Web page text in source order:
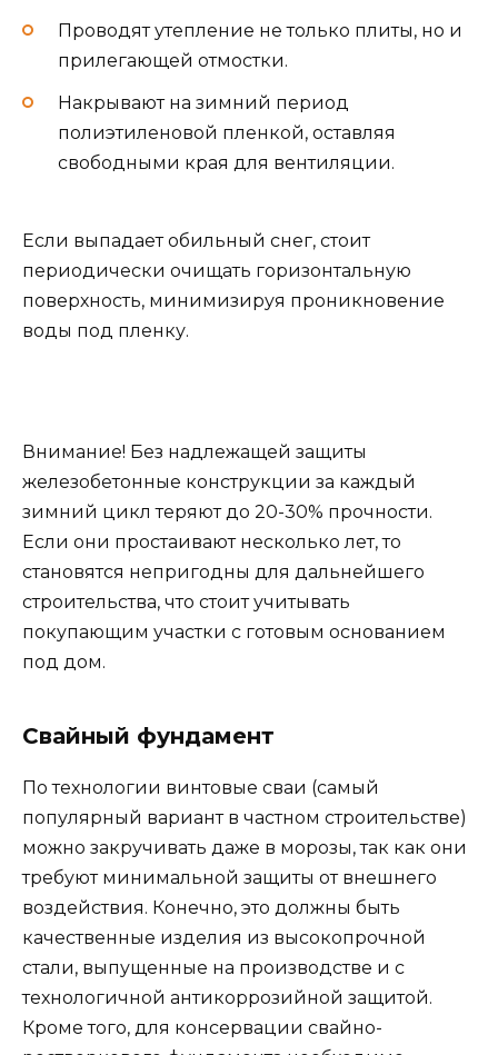
Проводят утепление не только плиты, но и
прилегающей отмостки.
Накрывают на зимний период
полиэтиленовой пленкой, оставляя
свободными края для вентиляции.
Если выпадает обильный снег, стоит
периодически очищать горизонтальную
поверхность, минимизируя проникновение
воды под пленку.
Внимание! Без надлежащей защиты
железобетонные конструкции за каждый
зимний цикл теряют до 20-30% прочности.
Если они простаивают несколько лет, то
становятся непригодны для дальнейшего
строительства, что стоит учитывать
покупающим участки с готовым основанием
под дом.
Свайный фундамент
По технологии винтовые сваи (самый
популярный вариант в частном строительстве)
можно закручивать даже в морозы, так как они
требуют минимальной защиты от внешнего
воздействия. Конечно, это должны быть
качественные изделия из высокопрочной
стали, выпущенные на производстве и с
технологичной антикоррозийной защитой.
Кроме того, для консервации свайно-